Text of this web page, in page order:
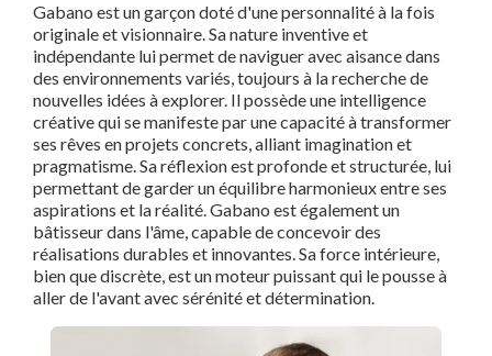
Gabano est un garçon doté d'une personnalité à la fois
originale et visionnaire. Sa nature inventive et
indépendante lui permet de naviguer avec aisance dans
des environnements variés, toujours à la recherche de
nouvelles idées à explorer. Il possède une intelligence
créative qui se manifeste par une capacité à transformer
ses rêves en projets concrets, alliant imagination et
pragmatisme. Sa réflexion est profonde et structurée, lui
permettant de garder un équilibre harmonieux entre ses
aspirations et la réalité. Gabano est également un
bâtisseur dans l'âme, capable de concevoir des
réalisations durables et innovantes. Sa force intérieure,
bien que discrète, est un moteur puissant qui le pousse à
aller de l'avant avec sérénité et détermination.